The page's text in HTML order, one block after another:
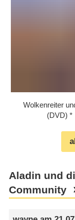
Wolkenreiter
(DVD)
Aladin und
Community